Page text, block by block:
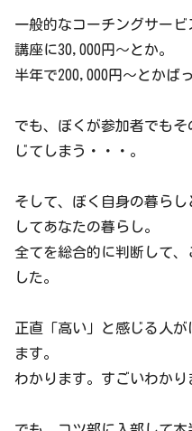
一般的なコーチングサー
講座に30,000円～とか。
半年で200,000円～とかば
でも、ぼくが参加者でも
じてしまう・・・。
そして、ぼく自身の暮ら
してあなたの暮らし。
全てを総合的に判断して
した。
正直「高い」と感じる人
ます。
わかります。すごいわか